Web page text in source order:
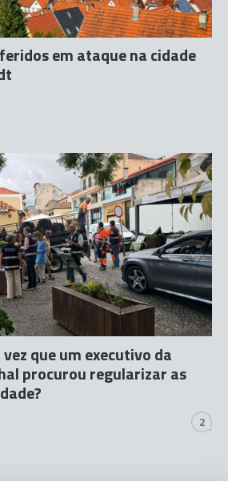
em ataque na cidade
que um executivo da
procurou regularizar as
2